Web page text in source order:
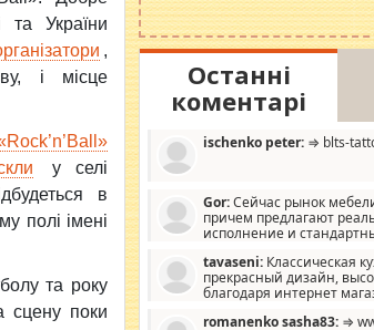
та України
,
і місце
у селі
в
полі імені
та року
сцену поки
катастрофа.
Останні
коментарі
ischenko peter: ⇒ blts-
Gor:Сейчас рынок
причем предлагают
исполнение и
дизайну, мало походит на
креативненько и что главное -
без ненужных наворотов
tavaseni: Классическая
прекрасный дизайн,
благодаря интернет
romanenko sasha83: ⇒